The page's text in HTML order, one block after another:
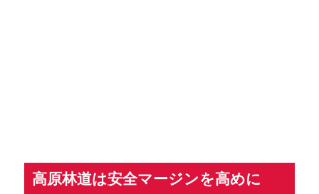
高原林道は安全マージンを高めに